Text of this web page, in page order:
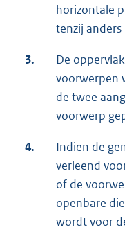
horizontale
tenzij anders
3.
De
voorwerpen
de twee
voorwerp
4.
Indien de
verleend
of de
openbare
wordt voor